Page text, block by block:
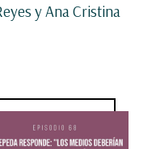
y Ana Cristina